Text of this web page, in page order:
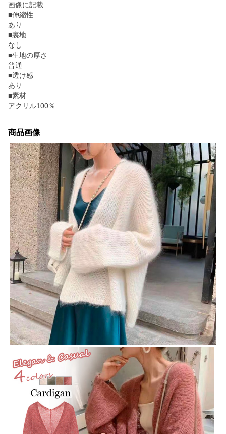
画像に記載
■伸縮性
あり
■裏地
なし
■生地の厚さ
普通
■透け感
あり
■素材
アクリル100％
商品画像